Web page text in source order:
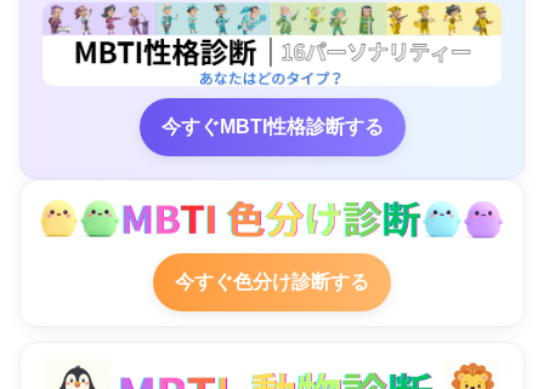
今すぐMBTI性格診断する
今すぐ色分け診断する